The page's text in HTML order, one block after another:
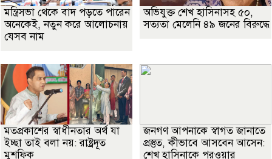
মন্ত্রিসভা থেকে বাদ পড়তে পারেন
অনেকেই, নতুন করে আলোচনায়
যেসব নাম
অভিযুক্ত শেখ হাসিনাসহ ৫০,
সত্যতা মেলেনি ৪৯ জনের বিরুদ্ধে
মতপ্রকাশের স্বাধীনতার অর্থ যা
ইচ্ছা তাই বলা নয়: রাষ্ট্রদূত
মুশফিক
জনগণ আপনাকে স্বাগত জানাতে
প্রস্তুত, কীভাবে আসবেন আসেন:
শেখ হাসিনাকে পরওয়ার